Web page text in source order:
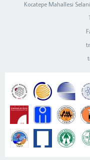
Kocatepe Mahallesi